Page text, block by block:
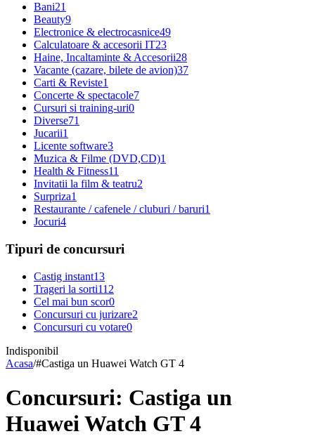
Bani21
Beauty9
Electronice & electrocasnice49
Calculatoare & accesorii IT23
Haine, Incaltaminte & Accesorii28
Vacante (cazare, bilete de avion)37
Carti & Reviste1
Concerte & spectacole7
Cursuri si training-uri0
Diverse71
Jucarii1
Licente software3
Muzica & Filme (DVD,CD)1
Health & Fitness11
Invitatii la film & teatru2
Surpriza1
Restaurante / cafenele / cluburi / baruri1
Jocuri4
Tipuri de concursuri
Castig instant13
Trageri la sorti112
Cel mai bun scor0
Concursuri cu jurizare2
Concursuri cu votare0
Indisponibil
Acasa/#Castiga un Huawei Watch GT 4
Concursuri: Castiga un
Huawei Watch GT 4